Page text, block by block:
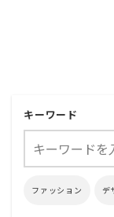
キーワード
ファッション デ